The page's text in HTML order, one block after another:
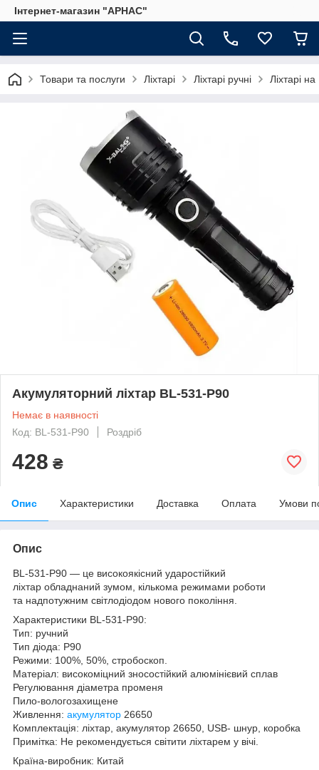
Інтернет-магазин "АРНАС"
Товари та послуги Ліхтарі Ліхтарі ручні Ліхтарі
Акумуляторний ліхтар BL-531-P90
Немає в наявності
Код: BL-531-P90
Роздріб
428 ₴
Опис Характеристики Доставка Оплата Умови
Опис
BL-531-P90 — це високоякісний ударостійкий
ліхтар обладнаний зумом, кількома режимами роботи
та надпотужним світлодіодом нового покоління.
Характеристики BL-531-P90:
Тип: ручний
Тип діода: P90
Режими: 100%, 50%, стробоскоп.
Матеріал: високоміцний зносостійкий алюмінієвий сплав
Регулювання діаметра променя
Пило-вологозахищене
Живлення: акумулятор 26650
Комплектація: ліхтар, акумулятор 26650, USB- шнур, коробка
Примітка: Не рекомендується світити ліхтарем у вічі.
Країна-виробник: Китай